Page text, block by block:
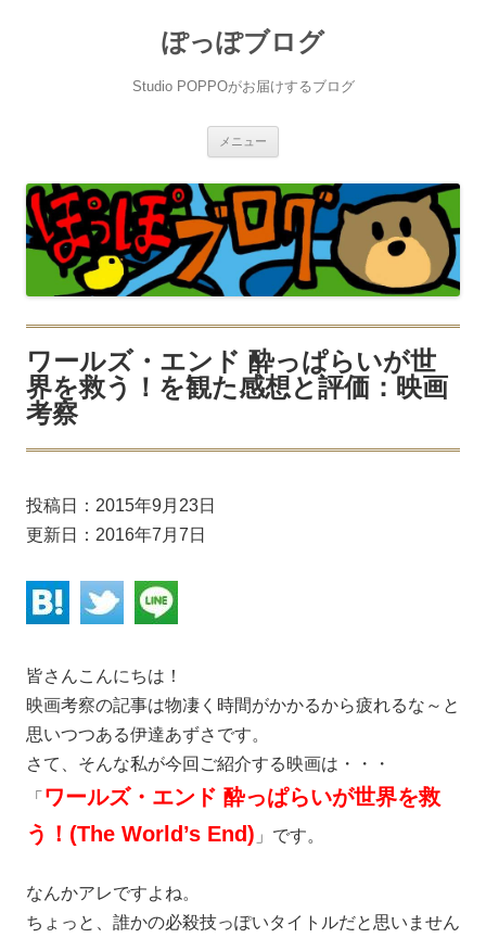
ぽっぽブログ
Studio POPPOがお届けするブログ
メニュー
ツ
へ
ス
キ
ッ
プ
ワールズ・エンド 酔っぱらいが世
界を救う！を観た感想と評価：映画
考察
投稿日：2015年9月23日
更新日：2016年7月7日
皆さんこんにちは！
映画考察の記事は物凄く時間がかかるから疲れるな～と
思いつつある伊達あずさです。
さて、そんな私が今回ご紹介する映画は・・・
「 ワールズ・エンド 酔っぱらいが世界を救
う！(The World’s End) 」です。
なんかアレですよね。
ちょっと、誰かの必殺技っぽいタイトルだと思いません